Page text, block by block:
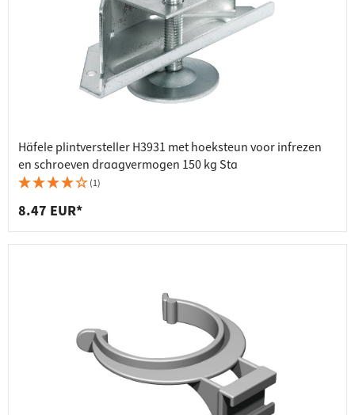
Häfele plintversteller H3931 met hoeksteun voor infrezen
en schroeven draagvermogen 150 kg Sta
(1)
8.47 EUR*